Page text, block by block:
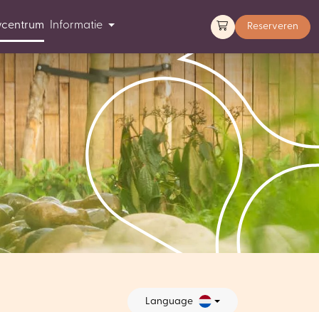
Informatie Reserveren
Language